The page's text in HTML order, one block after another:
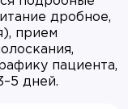
дробное,
прием
пациента,
дней.